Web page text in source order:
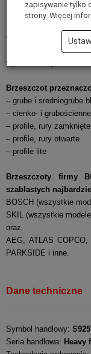
Cechy szczególne:
Comfort Cut,
wyburzeniowych w
Brzeszczot
– grube i sredniogrube
– cienko- i
– profile, rury zamknięte
– profile, rury otwarte
– profile lite
Brzeszczoty firmy
szablastych
BOSCH (wszystkie
SKIL (wszystkie
oraz
AEG, ATLAS
PARKSIDE i inne.
Dane techniczne
Symbol handlowy:
Seria handlowa: Heavy
zapisywanie tylko
strony. Więcej